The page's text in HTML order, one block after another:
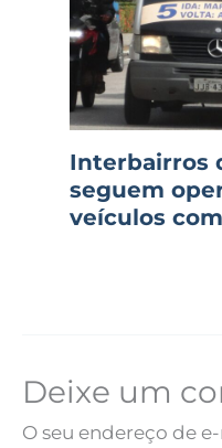
Interbairros
seguem
veículos
Deixe um
O seu endereço de